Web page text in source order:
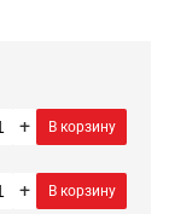
+ В корзину
+ В корзину